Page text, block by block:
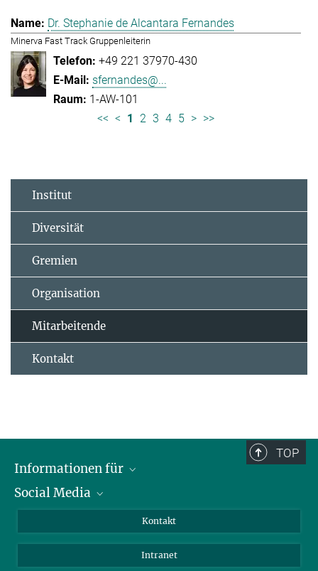
Dr. Stephanie de Alcantara Fernandes
Minerva Fast Track Gruppenleiterin
+49 221 37970-430
sfernandes@...
1-AW-101
<< < 1 2 3 4 5 > >>
Institut
Diversität
Gremien
Organisation
Mitarbeitende
Kontakt
TOP
Informationen für
Bewerbende
Journalist:innen
Social Media
Bluesky
YouTube
Kontakt
Intranet